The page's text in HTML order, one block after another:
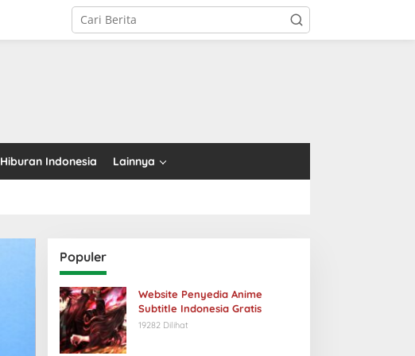
Hiburan Indonesia Lainnya
Populer
Website Penyedia Anime
Subtitle Indonesia Gratis
19282 Dilihat